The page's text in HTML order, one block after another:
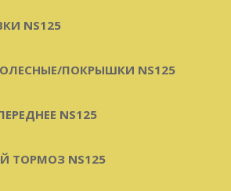
NS125
ПОКРЫШКИ NS125
NS125
ТОРМОЗ NS125